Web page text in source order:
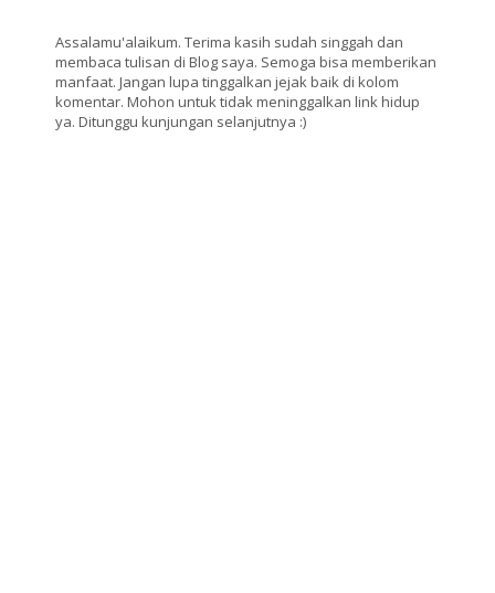
Assalamu'alaikum. Terima kasih sudah singgah dan
membaca tulisan di Blog saya. Semoga bisa memberikan
manfaat. Jangan lupa tinggalkan jejak baik di kolom
komentar. Mohon untuk tidak meninggalkan link hidup
ya. Ditunggu kunjungan selanjutnya :)